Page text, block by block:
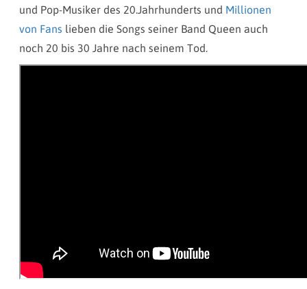
und Pop-Musiker des 20.Jahrhunderts und Millionen
von Fans lieben die Songs seiner Band Queen auch
noch 20 bis 30 Jahre nach seinem Tod.